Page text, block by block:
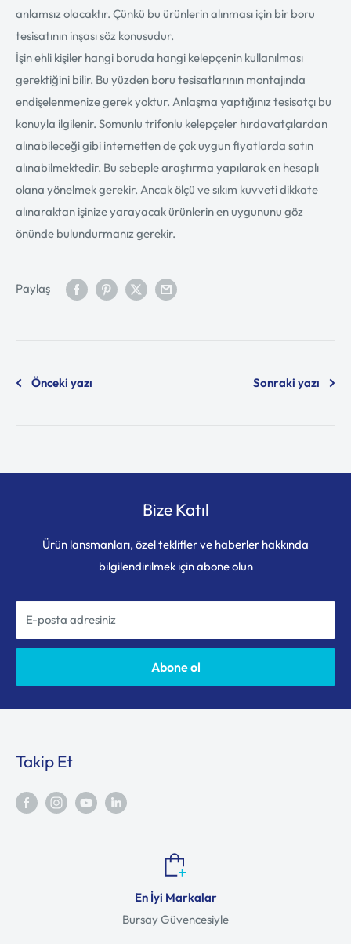
anlamsız olacaktır. Çünkü bu ürünlerin alınması için bir boru
tesisatının inşası söz konusudur.
İşin ehli kişiler hangi boruda hangi kelepçenin kullanılması
gerektiğini bilir. Bu yüzden boru tesisatlarının montajında
endişelenmenize gerek yoktur. Anlaşma yaptığınız tesisatçı bu
konuyla ilgilenir. Somunlu trifonlu kelepçeler hırdavatçılardan
alınabileceği gibi internetten de çok uygun fiyatlarda satın
alınabilmektedir. Bu sebeple araştırma yapılarak en hesaplı
olana yönelmek gerekir. Ancak ölçü ve sıkım kuvveti dikkate
alınaraktan işinize yarayacak ürünlerin en uygununu göz
önünde bulundurmanız gerekir.
Paylaş
Önceki yazı Sonraki yazı
Bize Katıl
Ürün lansmanları, özel teklifler ve haberler hakkında
bilgilendirilmek için abone olun
E-posta adresiniz
Abone ol
Takip Et
En İyi Markalar
Bursay Güvencesiyle